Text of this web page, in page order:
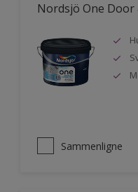
Nordsjö One Door
Sammenligne